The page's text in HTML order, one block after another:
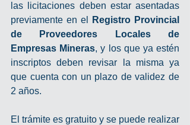
las licitaciones deben estar asentadas
previamente en el
Registro Provincial
de Proveedores Locales de
Empresas Mineras, y los que ya estén
inscriptos deben revisar la misma ya
que cuenta con un plazo de validez de
2 años.
El trámite es gratuito y se puede realizar